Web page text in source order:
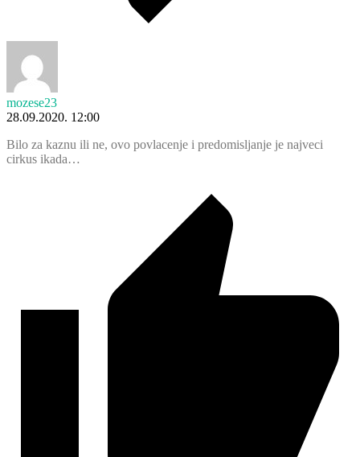
mozese23
28.09.2020. 12:00
Bilo za kaznu ili ne, ovo povlacenje i predomisljanje je najveci
cirkus ikada…